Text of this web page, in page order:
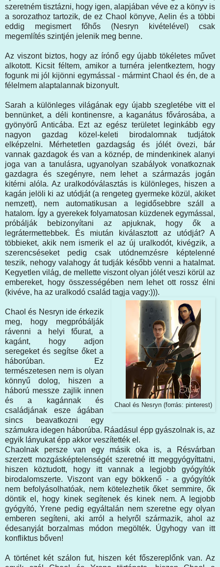
szeretném tisztázni, hogy igen, alapjában véve ez a könyv is
a sorozathoz tartozik, de ez Chaol könyve, Aelin és a többi
eddig megismert főhős (Nesryn kivételével) csak
megemlítés szintjén jelenik meg benne.
Az viszont biztos, hogy az írónő egy újabb tökéletes művet
alkotott. Kicsit féltem, amikor a turnéra jelentkeztem, hogy
fogunk mi jól kijönni egymással - mármint Chaol és én, de a
félelmem alaptalannak bizonyult.
Sarah a különleges világának egy újabb szegletébe vitt el
bennünket, a déli kontinensre, a kaganátus fővárosába, a
gyönyörű Anticába. Ezt az egész területet leginkább egy
nagyon gazdag közel-keleti birodalomnak tudjátok
elképzelni. Mérhetetlen gazdagság és jólét övezi, bár
vannak gazdagok és van a köznép, de mindenkinek alanyi
joga van a tanulásra, ugyanolyan szabályok vonatkoznak
gazdagra és szegényre, nem lehet a származás jogán
kitérni alóla. Az uralkodóválasztás is különleges, hiszen a
kagán jelöli ki az utódját (a rengeteg gyermeke közül, akiket
nemzett), nem automatikusan a legidősebbre száll a
hatalom. Így a gyerekek folyamatosan küzdenek egymással,
próbálják bebizonyítani az apjuknak, hogy ők a
legrátermettebbek. És miután kiválasztott az utódját? A
többieket, akik nem ismerik el az új uralkodót, kivégzik, a
szerencséseket pedig csak utódnemzésre képtelenné
teszik, nehogy valahogy át tudják később venni a hatalmat.
Kegyetlen világ, de mellette viszont olyan jólét veszi körül az
embereket, hogy összességében nem lehet ott rossz élni
(kivéve, ha az uralkodó család tagja vagy:))).
Chaol és Nesryn (forrás: pinterest)
Chaol és Nesryn ide érkezik
meg, hogy megpróbálják
rávenni a helyi főurat, a
kagánt, hogy adjon
seregeket és segítse őket a
háborúban. Ez
természetesen nem is olyan
könnyű dolog, hiszen a
háború messze zajlik innen
és a kagánnak és
családjának esze ágában
sincs beavatkozni egy
számukra idegen háborúba. Ráadásul épp gyászolnak is, az
egyik lányukat épp akkor veszítették el.
Chaolnak persze van egy másik oka is, a Résvárban
szerzett mozgásképtelenségét szeretné itt meggyógyíttatni,
hiszen köztudott, hogy itt vannak a legjobb gyógyítók
birodalomszerte. Viszont van egy bökkenő - a gyógyítók
nem befolyásolhatóak, nem kötelezhetik őket semmire, ők
döntik el, hogy kinek segítenek és kinek nem. A legjobb
gyógyító, Yrene pedig egyáltalán nem szeretne egy olyan
emberen segíteni, aki arról a helyről származik, ahol az
édesanyját borzalmas módon megölték. Úgyhogy van itt
konfliktus bőven!
A történet két szálon fut, hiszen két főszereplőnk van. Az